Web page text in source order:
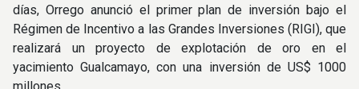
días, Orrego anunció el primer plan de inversión bajo el
Régimen de Incentivo a las Grandes Inversiones (RIGI), que
realizará un proyecto de explotación de oro en el
yacimiento Gualcamayo, con una inversión de US$ 1000